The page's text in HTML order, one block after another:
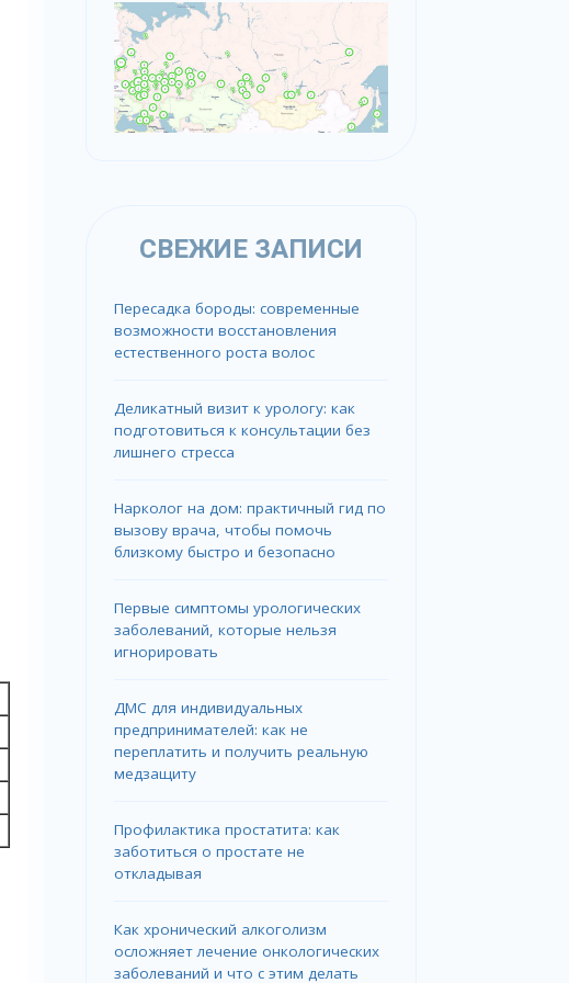
СВЕЖИЕ ЗАПИСИ
Пересадка бороды: современные
возможности восстановления
естественного роста волос
Деликатный визит к урологу: как
подготовиться к консультации без
лишнего стресса
Нарколог на дом: практичный гид по
вызову врача, чтобы помочь
близкому быстро и безопасно
Первые симптомы урологических
заболеваний, которые нельзя
игнорировать
ДМС для индивидуальных
предпринимателей: как не
переплатить и получить реальную
медзащиту
Профилактика простатита: как
заботиться о простате не
откладывая
Как хронический алкоголизм
осложняет лечение онкологических
заболеваний и что с этим делать